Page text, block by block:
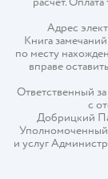
Адрес
Книга
по месту
вправе
Ответственный
с
Добрицкий
Уполномоченный
и услуг